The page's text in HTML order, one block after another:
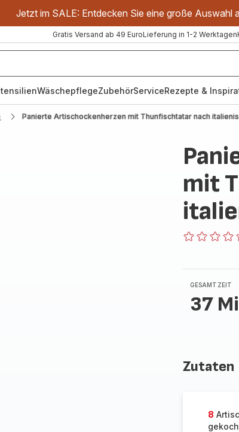
Jetzt im SALE: Entdecken Sie eine große Auswahl
Gratis Versand ab 49 EuroLieferung in 1-2 Werktagen
WäschepflegeZubehörServiceRezepte &
Panierte Artischockenherzen mit Thunfischtatar nach
mit
GESAMTZEIT
37
Zutaten
8